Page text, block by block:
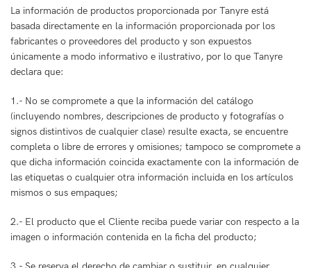
La información de productos proporcionada por Tanyre está
basada directamente en la información proporcionada por los
fabricantes o proveedores del producto y son expuestos
únicamente a modo informativo e ilustrativo, por lo que Tanyre
declara que:
1.- No se compromete a que la información del catálogo
(incluyendo nombres, descripciones de producto y fotografías o
signos distintivos de cualquier clase) resulte exacta, se encuentre
completa o libre de errores y omisiones; tampoco se compromete a
que dicha información coincida exactamente con la información de
las etiquetas o cualquier otra información incluida en los artículos
mismos o sus empaques;
2.- El producto que el Cliente reciba puede variar con respecto a la
imagen o información contenida en la ficha del producto;